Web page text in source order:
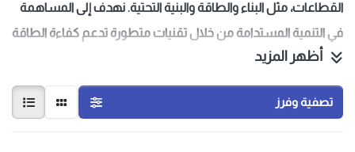
القطاعات، مثل البناء والطاقة والبنية التحتية. نهدف إلى المساهمة
في التنمية المستدامة من خلال تقنيات متطورة تدعم كفاءة الطاقة
والحفاظ على البيئة، مع توسيع حضورنا في الأسواق الإقليمية
والدولية.نلتزم بتقديم منتجات عالية الأداء، مُصممة بأحدث التقنيات،
ملتزمين بأعلى معايير الجودة والسلامة. مهمتنا هي تمكين عملائنا
أظهر المزيد
تصفية وفرز